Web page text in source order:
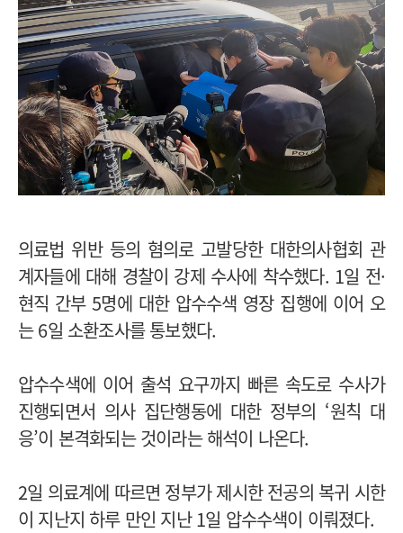
의료법 위반 등의 혐의로 고발당한 대한의사협회 관
계자들에 대해 경찰이 강제 수사에 착수했다. 1일 전·
현직 간부 5명에 대한 압수수색 영장 집행에 이어 오
는 6일 소환조사를 통보했다.
압수수색에 이어 출석 요구까지 빠른 속도로 수사가
진행되면서 의사 집단행동에 대한 정부의 ‘원칙 대
응’이 본격화되는 것이라는 해석이 나온다.
2일 의료계에 따르면 정부가 제시한 전공의 복귀 시한
이 지난지 하루 만인 지난 1일 압수수색이 이뤄졌다.